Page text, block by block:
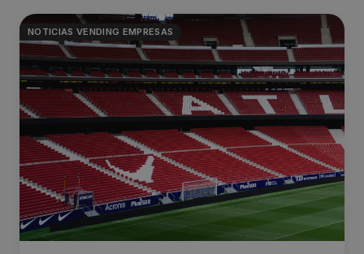
NOTICIAS VENDING EMPRESAS